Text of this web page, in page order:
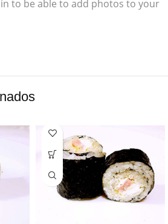
to be able to add photos to your